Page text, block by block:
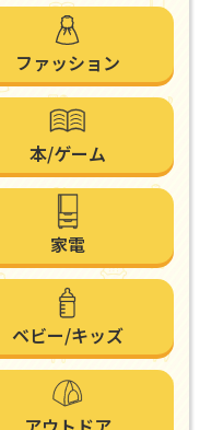
ファッション
本/ゲーム
家電
ベビー/キッズ